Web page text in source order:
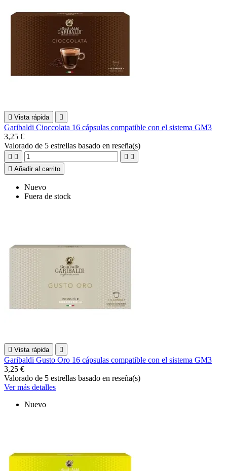
 Vista rápida 
Garibaldi Cioccolata 16 cápsulas compatible con el sistema GM3
3,25 €
Valorado de 5 estrellas basado en reseña(s)
   
 Añadir al carrito
Nuevo
Fuera de stock
 Vista rápida 
Garibaldi Gusto Oro 16 cápsulas compatible con el sistema GM3
3,25 €
Valorado de 5 estrellas basado en reseña(s)
Ver más detalles
Nuevo